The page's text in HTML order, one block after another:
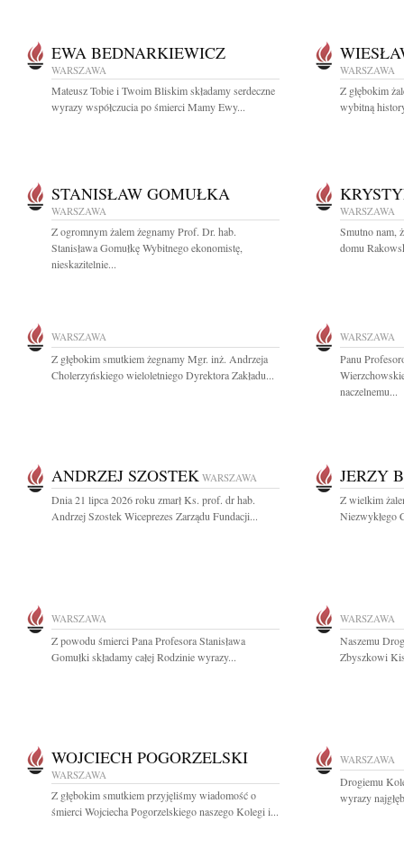
EWA BEDNARKIEWICZ
WARSZAWA
Mateusz Tobie i Twoim Bliskim składamy serdeczne
wyrazy współczucia po śmierci Mamy Ewy...
WARSZAWA
Z głębokim
wybitną
STANISŁAW GOMUŁKA
WARSZAWA
Z ogromnym żalem żegnamy Prof. Dr. hab.
Stanisława Gomułkę Wybitnego ekonomistę,
nieskazitelnie...
WARSZAWA
Smutno nam,
domu
WARSZAWA
Z głębokim smutkiem żegnamy Mgr. inż. Andrzeja
Cholerzyńskiego wieloletniego Dyrektora Zakładu...
WARSZAWA
Panu
naczelnemu...
ANDRZEJ SZOSTEK WARSZAWA
Dnia 21 lipca 2026 roku zmarł Ks. prof. dr hab.
Andrzej Szostek Wiceprezes Zarządu Fundacji...
JERZY
Z wielkim
Niezwykłego
WARSZAWA
Z powodu śmierci Pana Profesora Stanisława
Gomułki składamy całej Rodzinie wyrazy...
WARSZAWA
Naszemu
Zbyszkowi
WOJCIECH POGORZELSKI
WARSZAWA
Z głębokim smutkiem przyjęliśmy wiadomość o
śmierci Wojciecha Pogorzelskiego naszego Kolegi i...
WARSZAWA
Drogiemu
wyrazy